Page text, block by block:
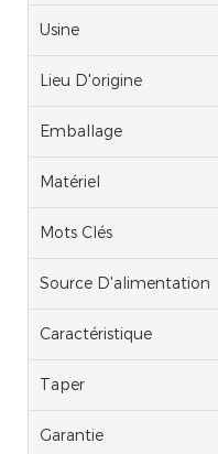
Usine
Lieu D'origine
Emballage
Matériel
Mots Clés
Source D'alimentation
Caractéristique
Taper
Garantie